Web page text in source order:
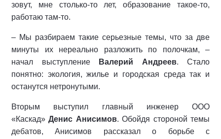
зовут, мне столько-то лет, образование такое-то,
работаю там-то.
– Мы разбираем такие серьезные темы, что за две
минуты их нереально разложить по полочкам, –
начал выступление
Валерий Андреев. Стало
понятно: экология, жилье и городская среда так и
останутся нетронутыми.
Вторым выступил главный инженер ООО
«Каскад»Денис Анисимов. Обойдя стороной темы
дебатов, Анисимов рассказал о борьбе с